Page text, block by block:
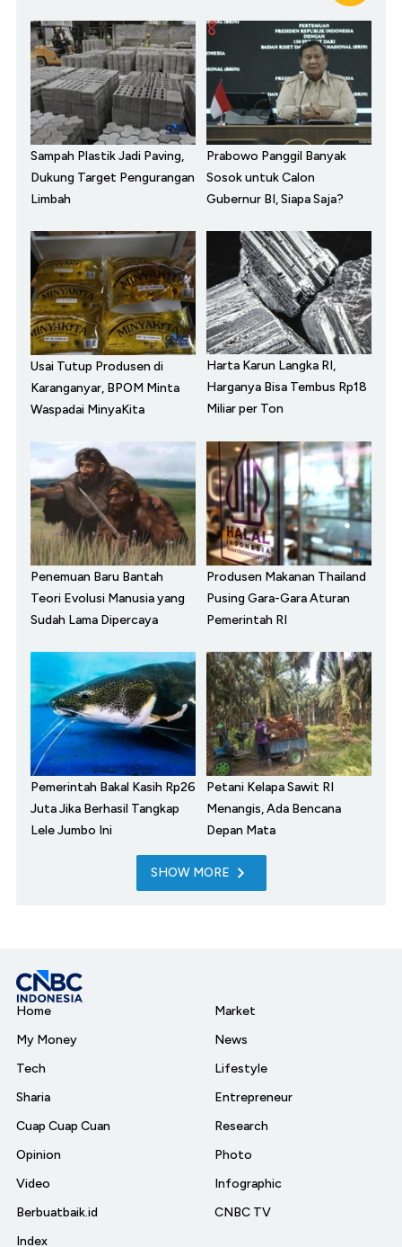
Sampah Plastik Jadi Paving,
Dukung Target Pengurangan
Limbah
Prabowo Panggil Banyak
Sosok untuk Calon
Gubernur BI, Siapa Saja?
Usai Tutup Produsen di
Karanganyar, BPOM Minta
Waspadai MinyaKita
Harta Karun Langka RI,
Harganya Bisa Tembus Rp18
Miliar per Ton
Penemuan Baru Bantah
Teori Evolusi Manusia yang
Sudah Lama Dipercaya
Produsen Makanan Thailand
Pusing Gara-Gara Aturan
Pemerintah RI
Pemerintah Bakal Kasih Rp26
Juta Jika Berhasil Tangkap
Lele Jumbo Ini
Petani Kelapa Sawit RI
Menangis, Ada Bencana
Depan Mata
SHOW MORE
Home
My Money
Tech
Sharia
Cuap Cuap Cuan
Opinion
Video
Berbuatbaik.id
Index
Market
News
Lifestyle
Entrepreneur
Research
Photo
Infographic
CNBC TV